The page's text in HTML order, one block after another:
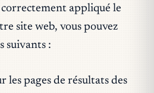
correctement appliqué le
site web, vous pouvez
suivants :
les pages de résultats des